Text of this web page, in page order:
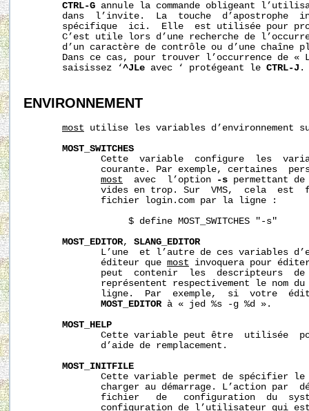
CTRL-G annule la commande obligeant
dans  l’invite.  La  touche  d’apostrophe
spécifique  ici.  Elle  est utilisée pour
C’est utile lors d’une recherche de
d’un caractère de contrôle ou d’une chaîne
Dans ce cas, pour trouver l’occurrence de «
       saisissez ‘
^JLe avec ‘ protégeant le CTRL-J .
ENVIRONNEMENT
most utilise les variables d’environnement
MOST_SWITCHES
Cette  variable  configure  les
courante. Par exemple, certaines
most
  avec  l’option
-s permettant
vides en trop. Sur  VMS,  cela  est
              fichier login.com par la ligne :
                   $ define MOST_SWITCHES "-s"
MOST_EDITOR, SLANG_EDITOR
L’une  et l’autre de ces variables
              éditeur que
most invoquera pour
peut  contenir  les  descripteurs
représentent respectivement le nom
ligne.  Par  exemple,  si  votre
MOST_EDITOR à « jed %s -g %d ».
MOST_HELP
Cette variable peut être  utilisée
              d’aide de remplacement.
MOST_INITFILE
Cette variable permet de spécifier
charger au démarrage. L’action par
fichier   de   configuration  du
configuration de l’utilisateur qui